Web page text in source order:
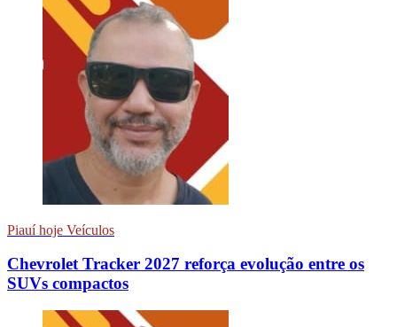
Piauí hoje Veículos
Chevrolet Tracker 2027 reforça evolução entre os
SUVs compactos